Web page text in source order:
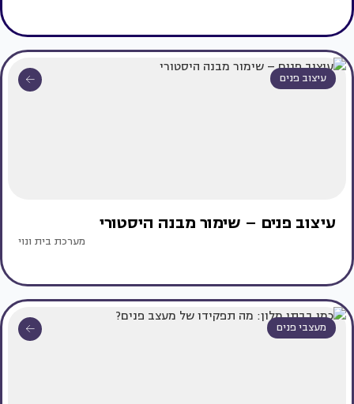
עיצוב פנים
עיצוב פנים – שימור מבנה היסטורי
מערכת בית ונוי
מעצבי פנים